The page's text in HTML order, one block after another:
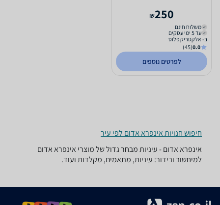
250
₪
משלוח חינם
עד 5 ימי עסקים
ב- אלקטריק פלוס
0.0
(45)
לפרטים נוספים
חיפוש חנויות אינפרא אדום לפי עיר
אינפרא אדום - ‏עיניות מבחר גדול של מוצרי אינפרא אדום
למיחשוב ובידור: עיניות, מתאמים, מקלדות ועוד.